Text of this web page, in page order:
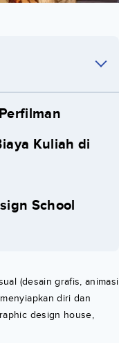
Kuliah di
School
(desain grafis, animasi
diri dan
design house,